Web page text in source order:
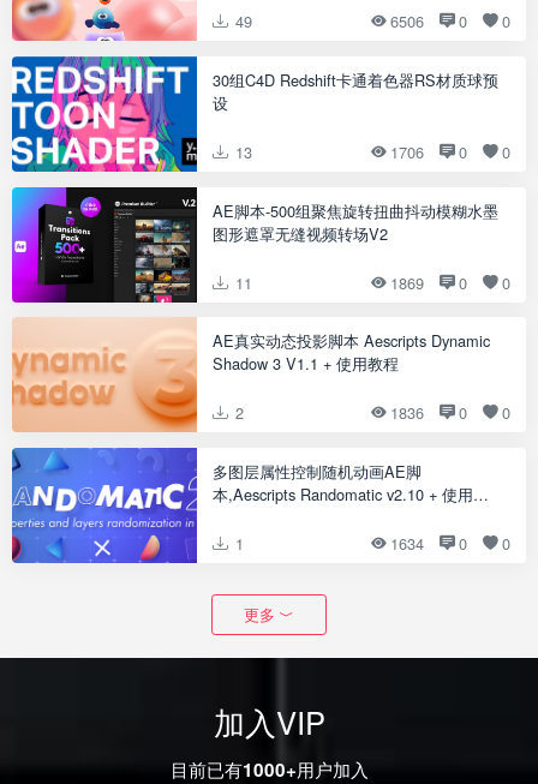
49 6506 0 0
30组C4D Redshift卡通着色器RS材质球预
设
13 1706 0 0
AE脚本-500组聚焦旋转扭曲抖动模糊水墨
图形遮罩无缝视频转场V2
11 1869 0 0
AE真实动态投影脚本 Aescripts Dynamic
Shadow 3 V1.1 + 使用教程
2 1836 0 0
多图层属性控制随机动画AE脚
本,Aescripts Randomatic v2.10 + 使用教
1
1634 0 0
更多
加入VIP
目前已有1000+用户加入